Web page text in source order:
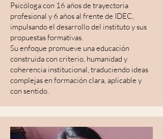
Psicóloga con 16 años de trayectoria
profesional y 6 años al frente de IDEC,
impulsando el desarrollo del instituto y sus
propuestas formativas.
Su enfoque promueve una educación
construida con criterio, humanidad y
coherencia institucional, traduciendo ideas
complejas en formación clara, aplicable y
con sentido.